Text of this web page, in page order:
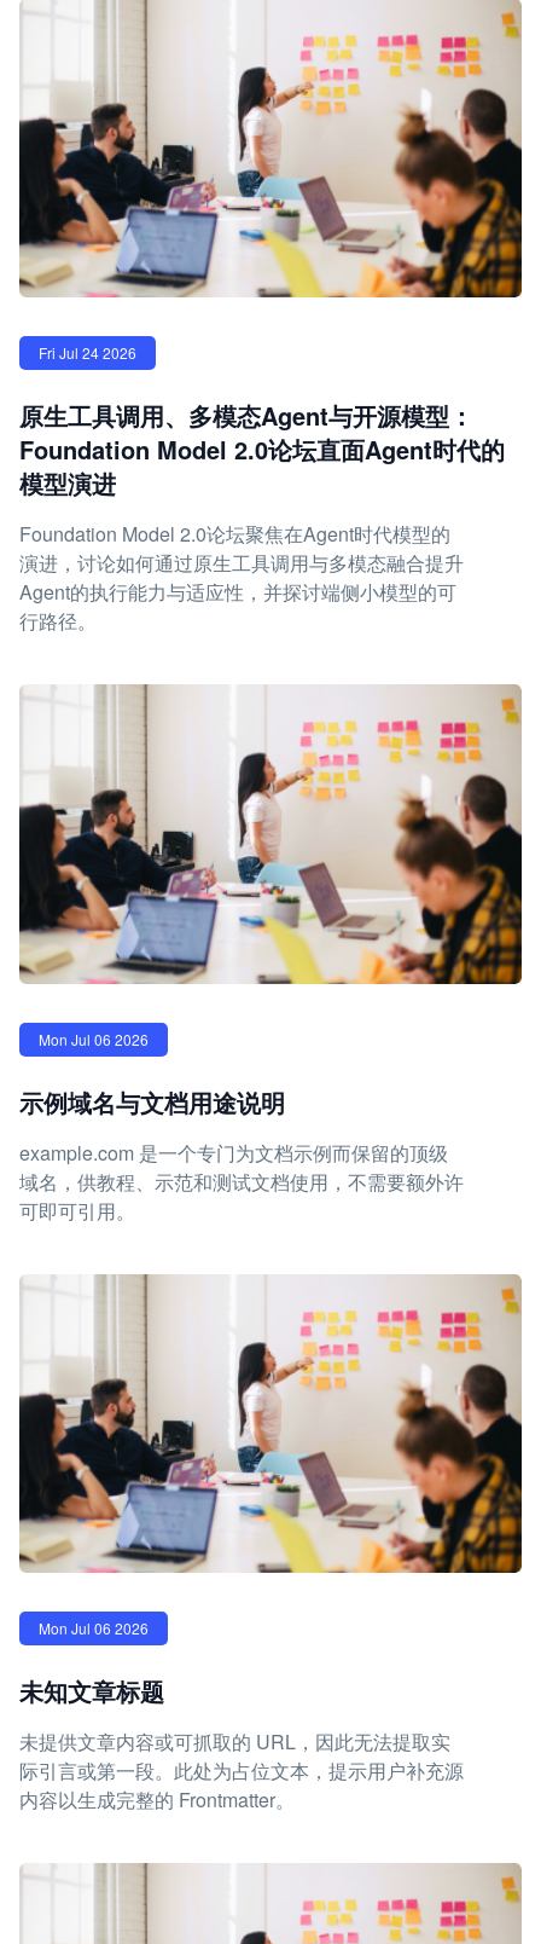
Fri Jul 24 2026
原生工具调用、多模态Agent与开源模型：
Foundation Model 2.0论坛直面Agent时代的
模型演进
Foundation Model 2.0论坛聚焦在Agent时代模型的
演进，讨论如何通过原生工具调用与多模态融合提升
Agent的执行能力与适应性，并探讨端侧小模型的可
行路径。
Mon Jul 06 2026
示例域名与文档用途说明
example.com 是一个专门为文档示例而保留的顶级
域名，供教程、示范和测试文档使用，不需要额外许
可即可引用。
Mon Jul 06 2026
未知文章标题
未提供文章内容或可抓取的 URL，因此无法提取实
际引言或第一段。此处为占位文本，提示用户补充源
内容以生成完整的 Frontmatter。